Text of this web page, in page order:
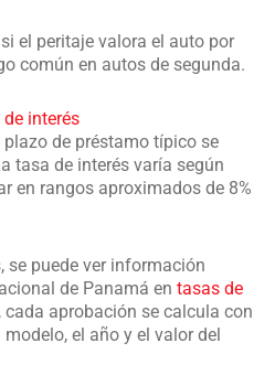
el peritaje valora el auto por
común en autos de segunda.
interés
de préstamo típico se
tasa de interés varía según
en rangos aproximados de 8%
se puede ver información
de Panamá en tasas de
cada aprobación se calcula con
el año y el valor del